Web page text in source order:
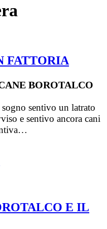
FATTORIA
BOROTALCO
sentivo un latrato
e sentivo ancora cani
E IL